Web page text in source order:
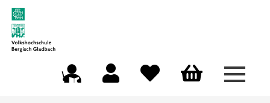
Menü